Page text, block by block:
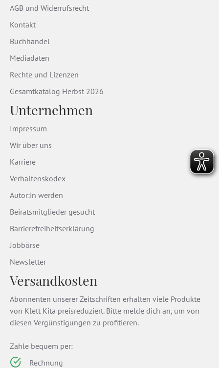
AGB und Widerrufsrecht
Kontakt
Buchhandel
Mediadaten
Rechte und Lizenzen
Gesamtkatalog Herbst 2026
Unternehmen
Impressum
Wir über uns
Karriere
Verhaltenskodex
Autor:in werden
Beiratsmitglieder gesucht
Barrierefreiheitserklärung
Jobbörse
Newsletter
Versandkosten
Abonnenten unserer Zeitschriften erhalten viele Produkte
von Klett Kita preisreduziert. Bitte melde dich an, um von
diesen Vergünstigungen zu profitieren.
Zahle bequem per:
Rechnung